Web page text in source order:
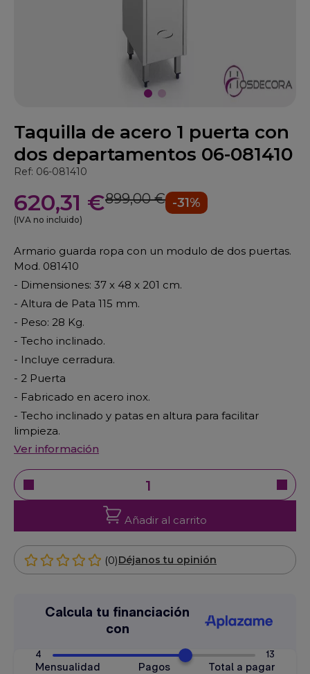
Taquilla de acero 1 puerta con
dos departamentos 06-081410
Ref: 06-081410
620,31 €899,00 € -31%
(IVA no incluido)
Armario guarda ropa con un modulo de dos puertas.
Mod. 081410
- Dimensiones: 37 x 48 x 201 cm.
- Altura de Pata 115 mm.
- Peso: 28 Kg.
- Techo inclinado.
- Incluye cerradura.
- 2 Puerta
- Fabricado en acero inox.
- Techo inclinado y patas en altura para facilitar
limpieza.
Ver información
Añadir al carrito
(0)Déjanos tu opinión